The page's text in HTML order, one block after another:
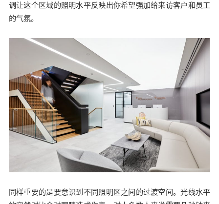
调让这个区域的照明水平反映出你希望强加给来访客户和员工
的气氛。
同样重要的是要意识到不同照明区之间的过渡空间。光线水平